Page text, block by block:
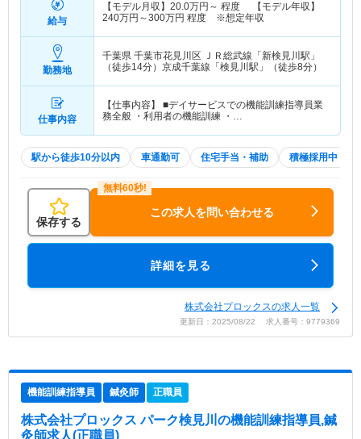
給与
【モデル月収】 20.0万円～ 程度 【モデル年収】
240万円～300万円 程度 ※想定年収
勤務地
千葉県 千葉市花見川区 ＪＲ総武線「新検見川駅」
（徒歩14分）京成千葉線「検見川駅」（徒歩8分）
仕事内容
【仕事内容】 ■デイサービスでの機能訓練指導員業
務全般 ・利用者の機能訓練 ・…
駅から徒歩10分以内 車通勤可 住宅手当・補助 積極採用中
保存する
この求人を問い合わせる
詳細を見る
株式会社プロックスの求人一覧
更新日：2025/08/22 求人番号：9779369
機能訓練指導員 鍼灸師 正職員
株式会社プロックス パーク検見川 の機能訓練指導員,鍼
灸師求人(正職員)